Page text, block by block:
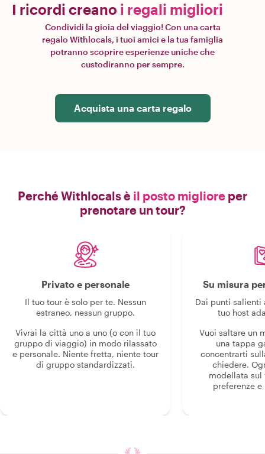
I ricordi creano i regali migliori
Condividi la gioia del viaggio! Con una carta
regalo Withlocals, i tuoi amici e la tua famiglia
potranno scoprire esperienze uniche che
custodiranno per sempre.
Acquista una carta regalo
Perché Withlocals è il posto migliore per
prenotare un tour?
Privato e personale
Il tuo tour è solo per te. Nessun
estraneo, nessun gruppo.
Vivrai la città uno a uno (o con il tuo
gruppo di viaggio) in modo rilassato
e personale. Niente fretta, niente tour
di gruppo standardizzati.
Su misura
Dai punti salienti
tuo host
Vuoi saltare un
una tappa
concentrarti
chiedere.
modellata sul
preferenze